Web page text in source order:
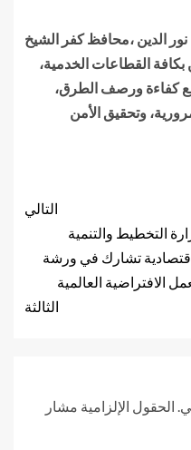
نور الدين ،محافظ كفر الشيخ
القطاعات الخدمية،
كفاءة ورصف الطرق،
وتحقيق الأمن
التالي
التخطيط والتنمية
تشارك في ورشة
الافتراضية العالمية
الثالثة
الحقول الإلزامية مشار